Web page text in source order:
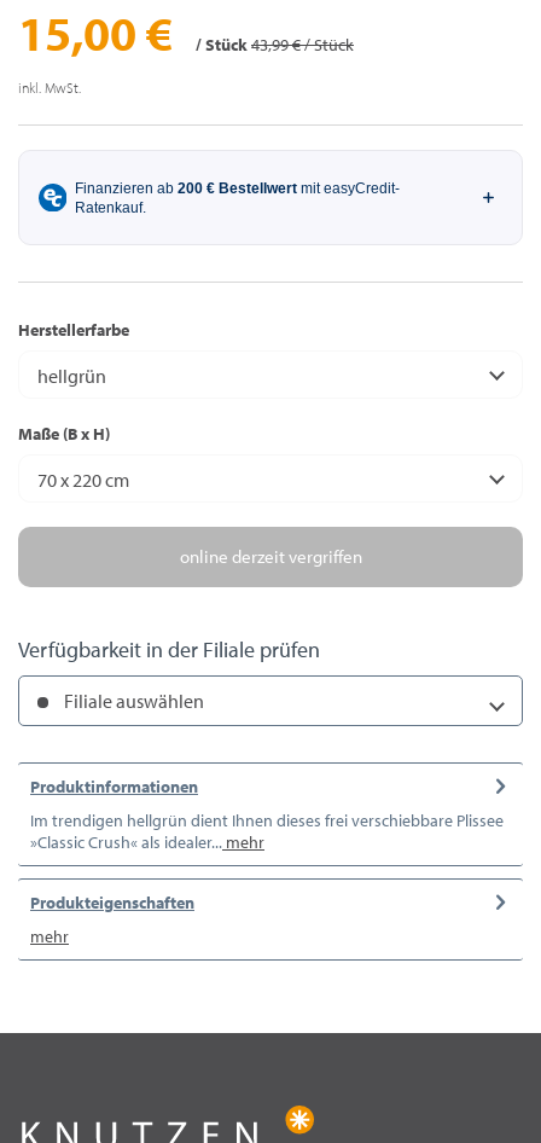
15,00 € / Stück43,99 € / Stück
inkl. MwSt.
Herstellerfarbe
hellgrün
Maße (B x H)
70 x 220 cm
online derzeit vergriffen
Verfügbarkeit in der Filiale prüfen
Filiale auswählen
Produktinformationen
Im trendigen hellgrün dient Ihnen dieses frei verschiebbare Plissee
»Classic Crush« als idealer... mehr
Produkteigenschaften
mehr